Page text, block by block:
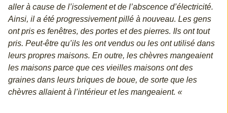
aller à cause de l’isolement et de l’abscence d’électricité.
Ainsi, il a été progressivement pillé à nouveau. Les gens
ont pris es fenêtres, des portes et des pierres. Ils ont tout
pris. Peut-être qu’ils les ont vendus ou les ont utilisé dans
leurs propres maisons. En outre, les chèvres mangeaient
les maisons parce que ces vieilles maisons ont des
graines dans leurs briques de boue, de sorte que les
chèvres allaient à l’intérieur et les mangeaient. «